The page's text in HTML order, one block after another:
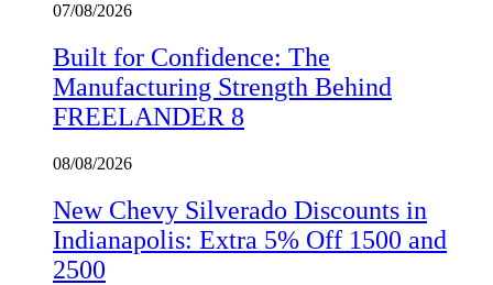
07/08/2026
Built for Confidence: The
Manufacturing Strength Behind
FREELANDER 8
08/08/2026
New Chevy Silverado Discounts in
Indianapolis: Extra 5% Off 1500 and
2500